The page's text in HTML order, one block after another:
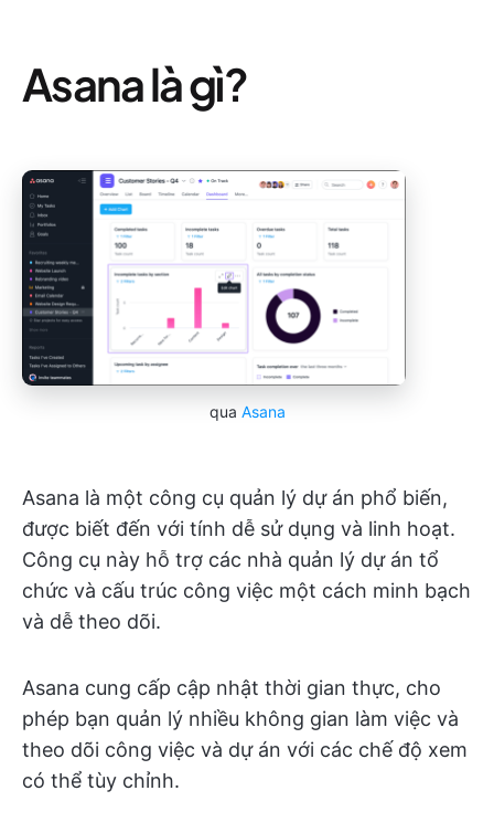
Asana là gì?
qua Asana
Asana là một công cụ quản lý dự án phổ biến,
được biết đến với tính dễ sử dụng và linh hoạt.
Công cụ này hỗ trợ các nhà quản lý dự án tổ
chức và cấu trúc công việc một cách minh bạch
và dễ theo dõi.
Asana cung cấp cập nhật thời gian thực, cho
phép bạn quản lý nhiều không gian làm việc và
theo dõi công việc và dự án với các chế độ xem
có thể tùy chỉnh.